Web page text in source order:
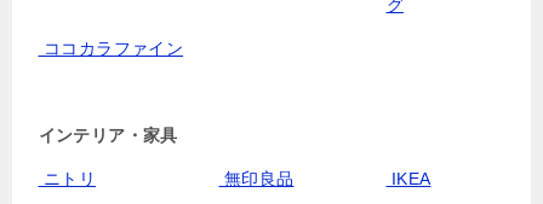
グ
ココカラファイン
インテリア・家具
ニトリ 無印良品 IKEA